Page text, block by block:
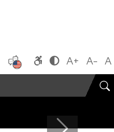
A+ A- A